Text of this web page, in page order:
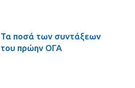
Τα ποσά των συντάξεων
του πρώην ΟΓΑ